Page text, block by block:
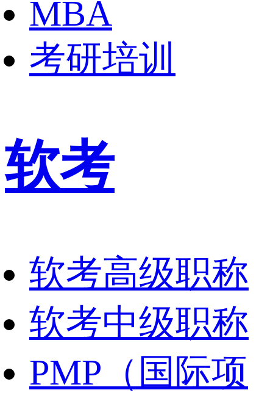
MBA
考研培训
软考
软考高级职称
软考中级职称
PMP（国际项